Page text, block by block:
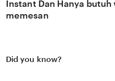
Instant Dan Hanya
memesan
Did you know?